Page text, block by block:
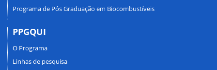
Programa de Pós Graduação em Biocombustíveis
PPGQUI
O Programa
Linhas de pesquisa